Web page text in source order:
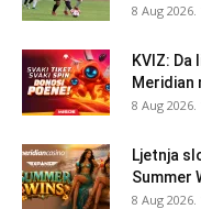
8 Aug 2026.
KVIZ:
Meridian
8 Aug 2026.
Ljetnja
Summer
8 Aug 2026.